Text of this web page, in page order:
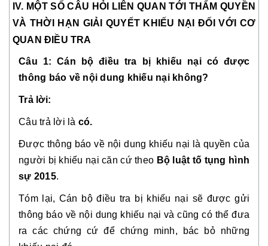
IV. MỘT SỐ CÂU HỎI LIÊN QUAN TỚI THẨM QUYỀN
VÀ THỜI HẠN GIẢI QUYẾT KHIẾU NẠI ĐỐI VỚI CƠ
QUAN ĐIỀU TRA
Câu 1: Cán bộ điều tra bị khiếu nại có được
thông báo về nội dung khiếu nại không?
Trả lời:
Câu trả lời là có.
Được thông báo về nội dung khiếu nại là quyền của
người bị khiếu nại căn cứ theo Bộ luật tố tụng hình
sự 2015.
Tóm lại, Cán bộ điều tra bị khiếu nại sẽ được gửi
thông báo về nội dung khiếu nại và cũng có thể đưa
ra các chứng cứ để chứng minh, bác bỏ những